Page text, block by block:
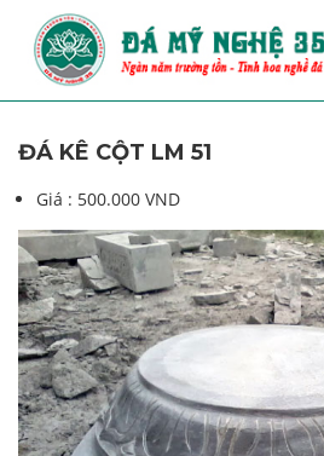
ĐÁ KÊ CỘT LM 51
Giá : 500.000 VND